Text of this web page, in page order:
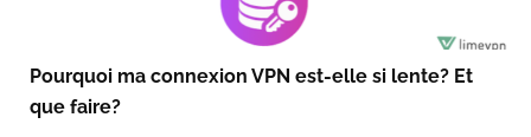
Pourquoi ma connexion VPN est-elle si lente? Et
que faire?